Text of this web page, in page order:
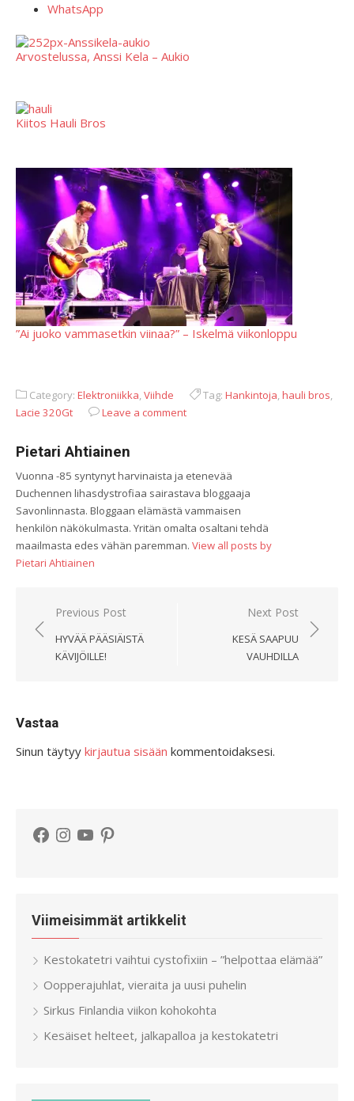
WhatsApp
Arvostelussa, Anssi Kela – Aukio
Kiitos Hauli Bros
”Ai juoko vammasetkin viinaa?” – Iskelmä viikonloppu
Category: Elektroniikka,Viihde Tag: Hankintoja,hauli bros,
Lacie 320Gt
Leave a comment
Pietari Ahtiainen
Vuonna -85 syntynyt harvinaista ja etenevää
Duchennen lihasdystrofiaa sairastava bloggaaja
Savonlinnasta. Bloggaan elämästä vammaisen
henkilön näkökulmasta. Yritän omalta osaltani tehdä
maailmasta edes vähän paremman. View all posts by
Pietari Ahtiainen
Artikkelien
selaus
Previous Post
HYVÄÄ PÄÄSIÄISTÄ
KÄVIJÖILLE!
Next Post
KESÄ SAAPUU
VAUHDILLA
Vastaa
Sinun täytyy kirjautua sisään kommentoidaksesi.
Facebook
Instagram
YouTubePinterest
Viimeisimmät artikkelit
Kestokatetri vaihtui cystofixiin – ”helpottaa elämää”
Oopperajuhlat, vieraita ja uusi puhelin
Sirkus Finlandia viikon kohokohta
Kesäiset helteet, jalkapalloa ja kestokatetri